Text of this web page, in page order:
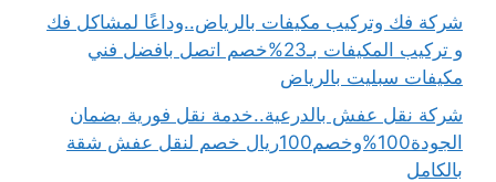
شركة فك وتركيب مكيفات بالرياض..وداعًا لمشاكل فك
و تركيب المكيفات بـ23%خصم اتصل بافضل فني
مكيفات سبليت بالرياض
شركة نقل عفش بالدرعية..خدمة نقل فورية بضمان
الجودة100%وخصم100ريال خصم لنقل عفش شقة
بالكامل